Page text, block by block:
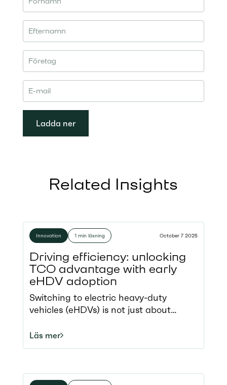
Ladda ner
Related Insights
Innovation 1 min läsning October 7 2025
Driving efficiency: unlocking
TCO advantage with early
eHDV adoption
Switching to electric heavy-duty
vehicles (eHDVs) is not just about
role, and a question remains central for
every fleet operator: When does going
new lifecycle Total Cost of Ownership
Läs mer